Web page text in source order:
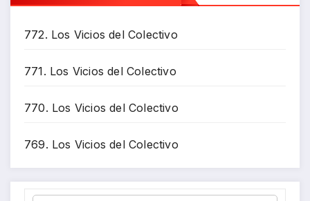
772. Los Vicios del Colectivo
771. Los Vicios del Colectivo
770. Los Vicios del Colectivo
769. Los Vicios del Colectivo